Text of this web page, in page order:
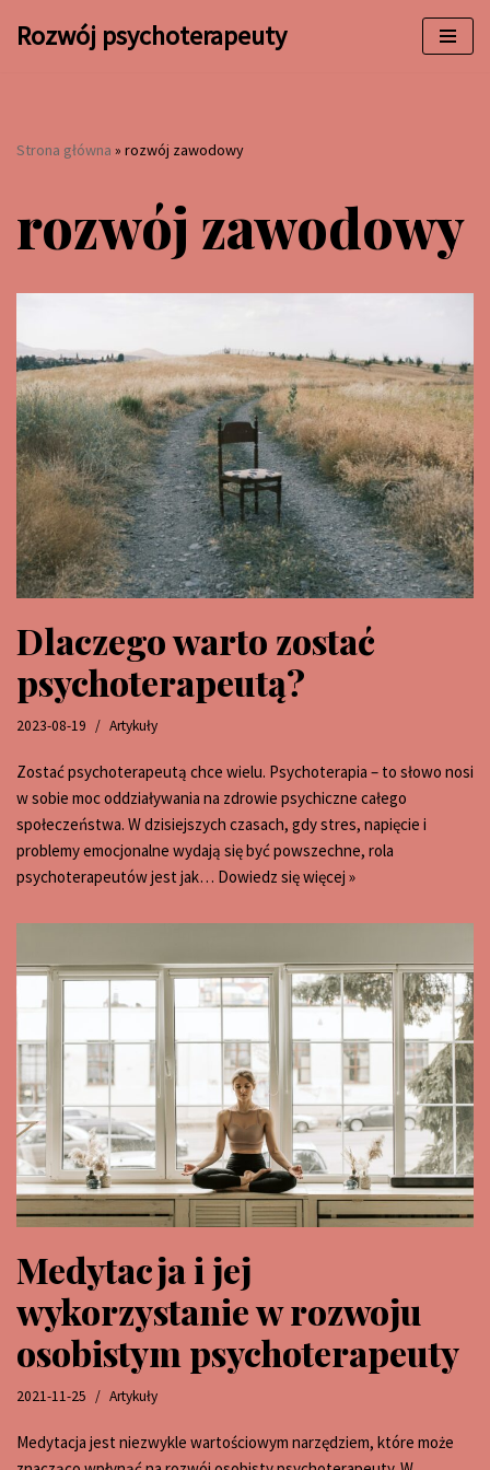
Rozwój psychoterapeuty
Strona główna » rozwój zawodowy
rozwój zawodowy
Dlaczego warto zostać
psychoterapeutą?
2023-08-19 Artykuły
Zostać psychoterapeutą chce wielu. Psychoterapia – to słowo nosi
w sobie moc oddziaływania na zdrowie psychiczne całego
społeczeństwa. W dzisiejszych czasach, gdy stres, napięcie i
problemy emocjonalne wydają się być powszechne, rola
psychoterapeutów jest jak… Dowiedz się więcej »
Medytacja i jej
wykorzystanie w rozwoju
osobistym psychoterapeuty
2021-11-25 Artykuły
Medytacja jest niezwykle wartościowym narzędziem, które może